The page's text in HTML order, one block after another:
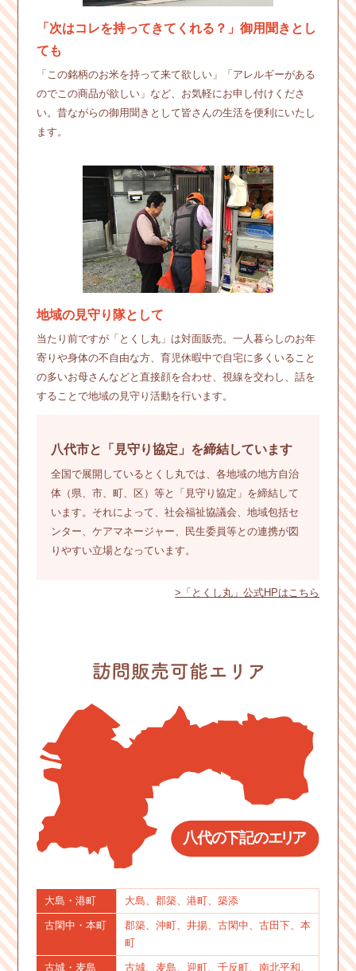
「次はコレを持ってきてくれる？」御用聞きとし
ても
「この銘柄のお米を持って来て欲しい」「アレルギーがある
のでこの商品が欲しい」など、お気軽にお申し付けくださ
い。昔ながらの御用聞きとして皆さんの生活を便利にいたし
ます。
地域の見守り隊として
当たり前ですが「とくし丸」は対面販売。一人暮らしのお年
寄りや身体の不自由な方、育児休暇中で自宅に多くいること
の多いお母さんなどと直接顔を合わせ、視線を交わし、話を
することで地域の見守り活動を行います。
八代市と「見守り協定」を締結しています
全国で展開しているとくし丸では、各地域の地方自治
体（県、市、町、区）等と「見守り協定」を締結して
います。それによって、社会福祉協議会、地域包括セ
ンター、ケアマネージャー、民生委員等との連携が図
りやすい立場となっています。
>「とくし丸」公式HPはこちら
大島・港町 大島、郡築、港町、築添
古閑中・本町
郡築、沖町、井揚、古閑中、古田下、本
町
古城・麦島 古城、麦島、迎町、千反町、南北平和、